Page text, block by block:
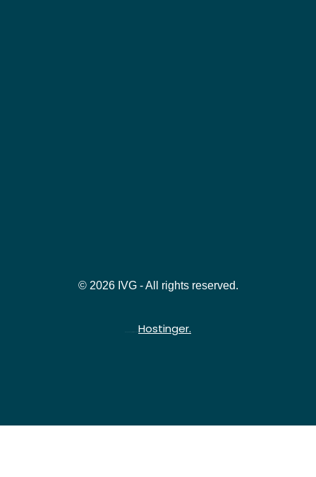
© 2026 IVG - All rights reserved.
Hostinger.